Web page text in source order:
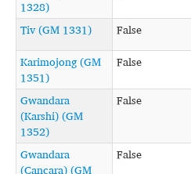
1328)
Tiv (GM 1331) False
Karimojong (GM
1351)
False
Gwandara
(Karshi) (GM
1352)
False
Gwandara
(Cancara) (GM
False